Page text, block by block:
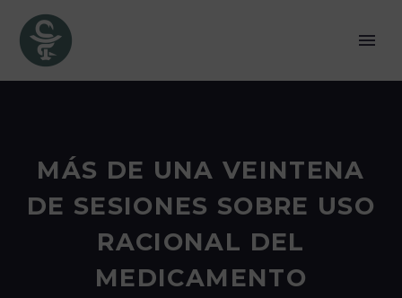
MÁS DE UNA VEINTENA
DE SESIONES SOBRE USO
RACIONAL DEL
MEDICAMENTO